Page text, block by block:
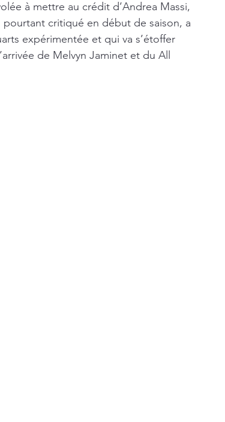
à mettre au crédit d’Andrea Massi,
pourtant critiqué en début de saison, a
expérimentée et qui va s’étoffer
de Melvyn Jaminet et du All